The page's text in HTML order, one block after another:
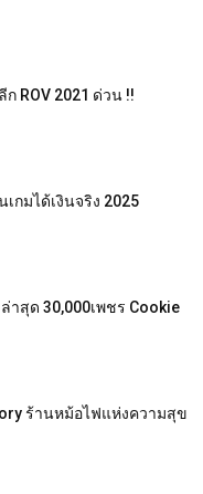
ROV 2021 ด่วน !!
เกมได้เงินจริง 2025
าสุด 30,000เพชร Cookie
ร้านหม้อไฟแห่งความสุข